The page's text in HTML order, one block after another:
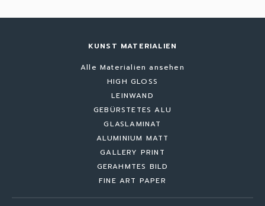
KUNST MATERIALIEN
Alle Materialien ansehen
HIGH GLOSS
LEINWAND
GEBÜRSTETES ALU
GLASLAMINAT
ALUMINIUM MATT
GALLERY PRINT
GERAHMTES BILD
FINE ART PAPER